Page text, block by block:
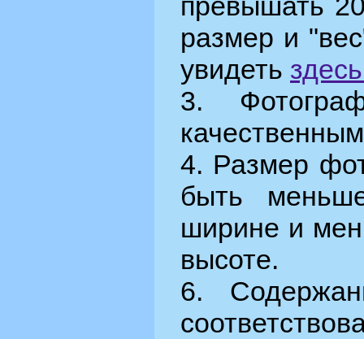
размер и
увидеть
3.
4. Размер
быть
ширине и
высоте.
6.